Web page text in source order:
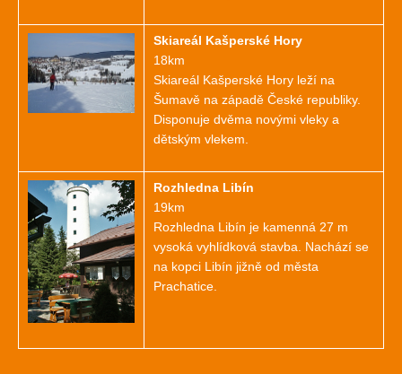
Skiareál Kašperské Hory
18km
Skiareál Kašperské Hory leží na
Šumavě na západě České republiky.
Disponuje dvěma novými vleky a
dětským vlekem.
Rozhledna Libín
19km
Rozhledna Libín je kamenná 27 m
vysoká vyhlídková stavba. Nachází se
na kopci Libín jižně od města
Prachatice.